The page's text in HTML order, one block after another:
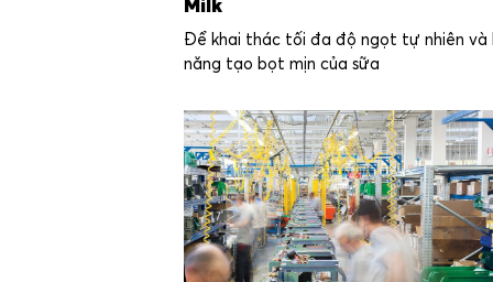
Milk
Để khai thác tối đa độ ngọt tự nhiên và
năng tạo bọt mịn của sữa